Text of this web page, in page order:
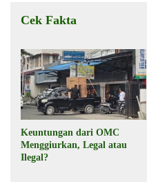
Cek Fakta
Keuntungan dari OMC
Menggiurkan, Legal atau
Ilegal?